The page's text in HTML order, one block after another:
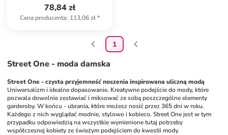
78,84 zł
Cena producenta: 113,06 zł*
1
Street One - moda damska
Street One - czysta przyjemność noszenia inspirowana uliczną modą
Uniwersalizm i idealne dopasowanie. Kreatywne podejście do mody, które
pozwala dowolnie zestawiać i miksować ze sobą poszczególne elementy
garderoby. W końcu - ubrania, które możesz nosić przez 365 dni w roku.
Każdego z nich wyglądać modnie, stylowo i kobieco. Street One jest w tym
przypadku odpowiedzią na wszystkie wymienione tutaj potrzeby
współczesnej kobiety ze świeżym podejściem do kwestii mody.